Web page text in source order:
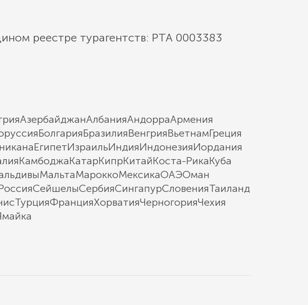
реестре турагентств: РТА 0003383
АзербайджанАлбанияАндорраАрмения
БолгарияБразилияВенгрияВьетнамГреция
ЕгипетИзраильИндияИндонезияИордания
КамбоджаКатарКипрКитайКоста-РикаКуба
МальтаМароккоМексикаОАЭОман
СейшелыСербияСингапурСловенияТаиланд
ТурцияФранцияХорватияЧерногорияЧехия